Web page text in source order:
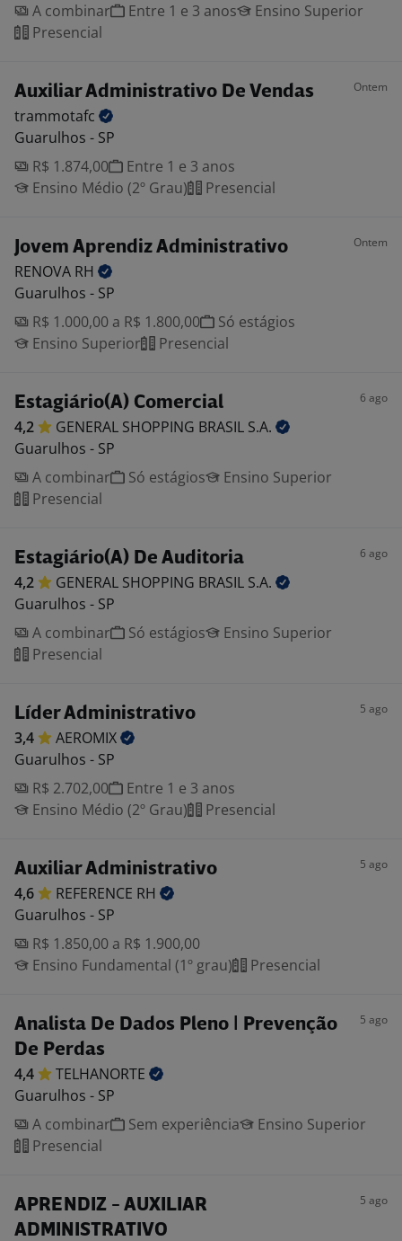
A combinar
Entre 1 e 3 anos
Ensino Superior
Presencial
Auxiliar Administrativo De Vendas Ontem
trammotafc
Guarulhos - SP
R$ 1.874,00
Entre 1 e 3 anos
Ensino Médio (2º Grau)
Presencial
Jovem Aprendiz Administrativo Ontem
RENOVA RH
Guarulhos - SP
R$ 1.000,00 a R$ 1.800,00
Só estágios
Ensino Superior
Presencial
Estagiário(A) Comercial 6 ago
4,2 GENERAL SHOPPING BRASIL S.A.
Guarulhos - SP
A combinar
Só estágios
Ensino Superior
Presencial
Estagiário(A) De Auditoria 6 ago
4,2 GENERAL SHOPPING BRASIL S.A.
Guarulhos - SP
A combinar
Só estágios
Ensino Superior
Presencial
Líder Administrativo 5 ago
3,4
AEROMIX
Guarulhos - SP
R$ 2.702,00
Entre 1 e 3 anos
Ensino Médio (2º Grau)
Presencial
Auxiliar Administrativo 5 ago
4,6 REFERENCE RH
Guarulhos - SP
R$ 1.850,00 a R$ 1.900,00
Ensino Fundamental (1º grau)
Presencial
Analista De Dados Pleno | Prevenção
De Perdas
5 ago
4,4
TELHANORTE
Guarulhos - SP
A combinar
Sem experiência
Ensino Superior
Presencial
APRENDIZ - AUXILIAR
ADMINISTRATIVO
5 ago